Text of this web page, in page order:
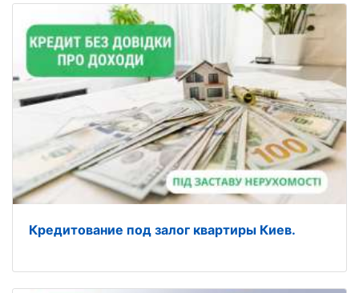
Кредитование под залог квартиры Киев.